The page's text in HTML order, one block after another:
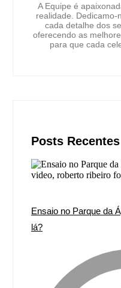
A Equipe é
realidade. Dedicamo-
cada detalhe dos
oferecendo as
para que cada
Posts Recentes
Ensaio no Parque da
lá?